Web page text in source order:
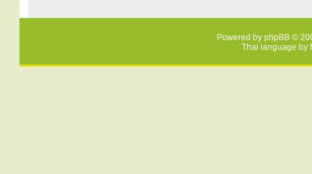
Powered by phpBB ©
Thai language by